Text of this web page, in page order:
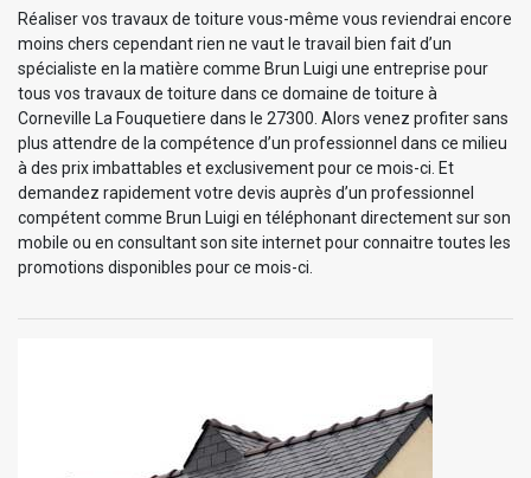
Réaliser vos travaux de toiture vous-même vous reviendrai encore
moins chers cependant rien ne vaut le travail bien fait d’un
spécialiste en la matière comme Brun Luigi une entreprise pour
tous vos travaux de toiture dans ce domaine de toiture à
Corneville La Fouquetiere dans le 27300. Alors venez profiter sans
plus attendre de la compétence d’un professionnel dans ce milieu
à des prix imbattables et exclusivement pour ce mois-ci. Et
demandez rapidement votre devis auprès d’un professionnel
compétent comme Brun Luigi en téléphonant directement sur son
mobile ou en consultant son site internet pour connaitre toutes les
promotions disponibles pour ce mois-ci.